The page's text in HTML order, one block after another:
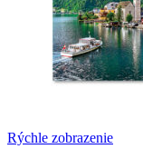
Rýchle zobrazenie